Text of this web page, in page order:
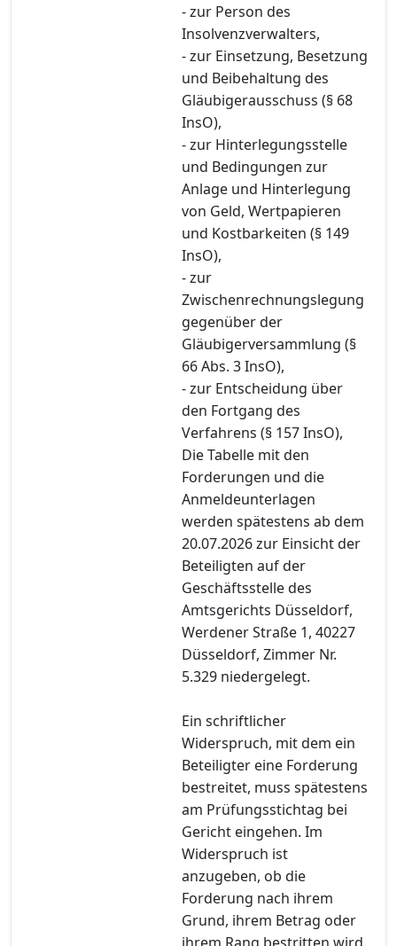
- zur Person des
Insolvenzverwalters,
- zur Einsetzung, Besetzung
und Beibehaltung des
Gläubigerausschuss (§ 68
InsO),
- zur Hinterlegungsstelle
und Bedingungen zur
Anlage und Hinterlegung
von Geld, Wertpapieren
und Kostbarkeiten (§ 149
InsO),
- zur
Zwischenrechnungslegung
gegenüber der
Gläubigerversammlung (§
66 Abs. 3 InsO),
- zur Entscheidung über
den Fortgang des
Verfahrens (§ 157 InsO),
Die Tabelle mit den
Forderungen und die
Anmeldeunterlagen
werden spätestens ab dem
20.07.2026 zur Einsicht der
Beteiligten auf der
Geschäftsstelle des
Amtsgerichts Düsseldorf,
Werdener Straße 1, 40227
Düsseldorf, Zimmer Nr.
5.329 niedergelegt.
Ein schriftlicher
Widerspruch, mit dem ein
Beteiligter eine Forderung
bestreitet, muss spätestens
am Prüfungsstichtag bei
Gericht eingehen. Im
Widerspruch ist
anzugeben, ob die
Forderung nach ihrem
Grund, ihrem Betrag oder